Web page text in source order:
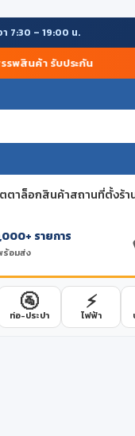
7:30 – 19:00 น.
นค้า รับประกัน
ตาล็อกสินค้าสถานที่ตั้งร้า
รายการ
ร้อมส่ง
🚰
ท่อ-ประปา
⚡
ไฟฟ้า